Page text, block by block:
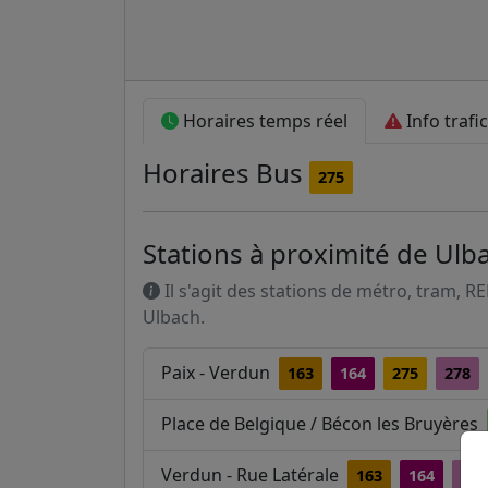
Horaires temps réel Info trafic
Horaires Bus 275
Stations à proximité de
Il s'agit des stations de métro, tram,
Ulbach.
Paix - Verdun 163 164 275 278
Place de Belgique / Bécon les Bruyères
Verdun - Rue Latérale 163 164